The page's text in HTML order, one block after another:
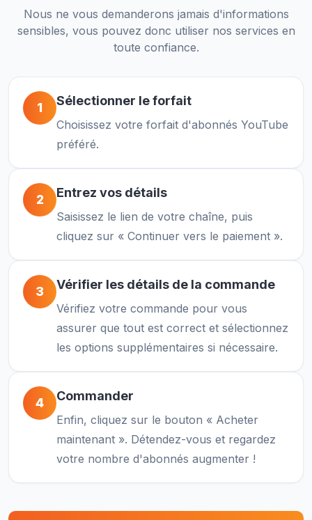
Nous ne vous demanderons jamais d'informations
sensibles, vous pouvez donc utiliser nos services en
toute confiance.
1 Sélectionner le forfait
Choisissez votre forfait d'abonnés YouTube
préféré.
2 Entrez vos détails
Saisissez le lien de votre chaîne, puis
cliquez sur « Continuer vers le paiement ».
3 Vérifier les détails de la commande
Vérifiez votre commande pour vous
assurer que tout est correct et sélectionnez
les options supplémentaires si nécessaire.
4 Commander
Enfin, cliquez sur le bouton « Acheter
maintenant ». Détendez-vous et regardez
votre nombre d'abonnés augmenter !